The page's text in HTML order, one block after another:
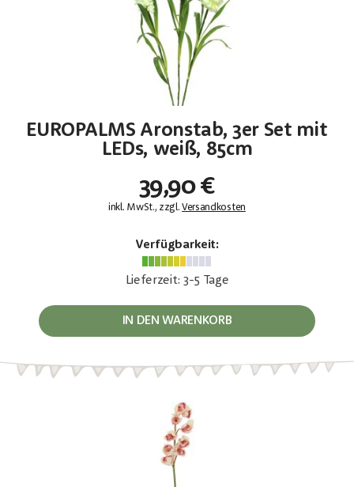
EUROPALMS Aronstab, 3er Set mit
LEDs, weiß, 85cm
39,90 €
inkl. MwSt., zzgl.Versandkosten
Verfügbarkeit:
Lieferzeit: 3-5 Tage
IN DEN WARENKORB